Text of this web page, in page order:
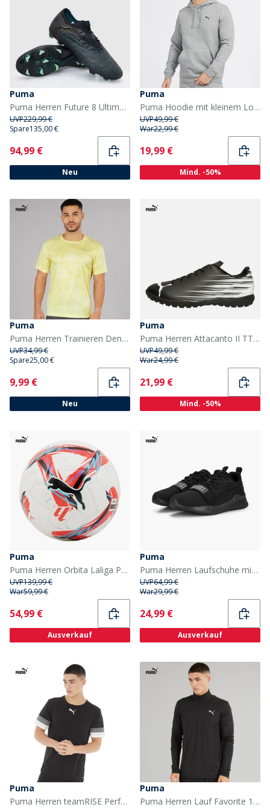
Puma
Puma Herren Future 8 Ultimate Low FG Firm Ground Fußballschuhe Puma Black
UVP229,99 €
Spare135,00 €
Current
94,99 €
Neu
Puma
Puma Hoodie mit kleinem Logo in Mittelgrau meliert Herren
UVP49,99 €
War22,99 €
Current
19,99 €
Mind. -50%
Puma
Puma Herren Trainieren Den Ganzen Tag Marmor Druck Trainings Oberteil Gold Moon
UVP34,99 €
Spare25,00 €
Current
9,99 €
Neu
Puma
Puma Herren Attacanto II TT Astro Fußball Schuhe Puma Schwarz / Puma Weiß
UVP49,99 €
War24,99 €
Current
21,99 €
Mind. -50%
Puma
Puma Herren Orbita Laliga Pro Match Fußball (FIFA Quality Pro) Puma White
UVP139,99 €
War59,99 €
Current
54,99 €
Ausverkauf
Puma
Puma Herren Laufschuhe mit Kabel Puma Black
UVP64,99 €
War29,99 €
Current
24,99 €
Ausverkauf
Puma
Puma Herren teamRISE Performance Sporttops Schwarz
Puma
Puma Herren Lauf Favorite 1/4 Zip Lauf Oberteil Puma Schwarz